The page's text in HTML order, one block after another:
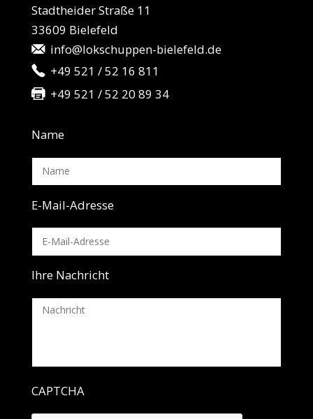
Stadtheider Straße 11
33609 Bielefeld
info@lokschuppen-bielefeld.de
+49 521 / 52 16 811
+49 521 / 52 20 89 34
Name
E-Mail-Adresse
Ihre Nachricht
CAPTCHA